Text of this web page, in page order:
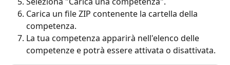
Carica un file ZIP contenente la cartella della
competenza.
La tua competenza apparirà nell'elenco delle
competenze e potrà essere attivata o disattivata.